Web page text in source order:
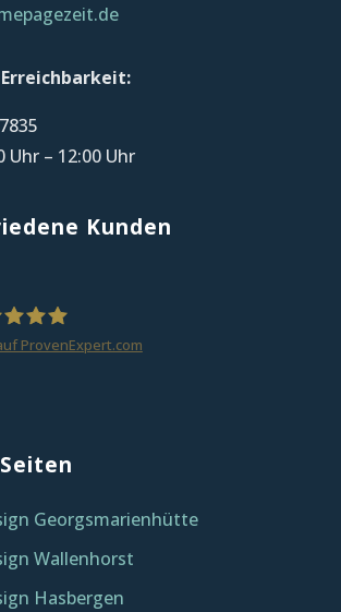
Uhr – 12:00 Uhr
Kunden
ProvenExpert.com
Georgsmarienhütte
Wallenhorst
Hasbergen